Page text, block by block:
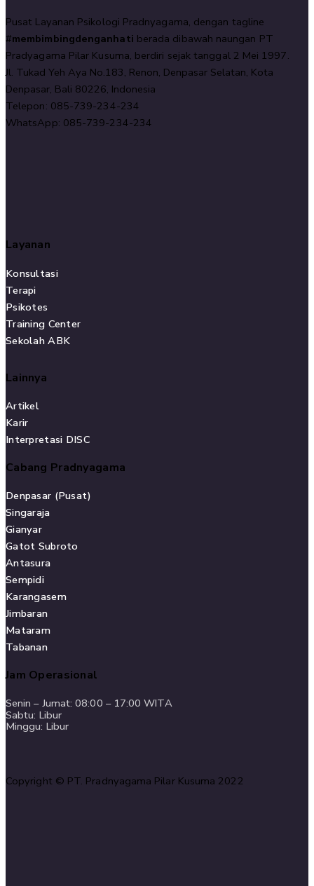
Pusat Layanan Psikologi Pradnyagama, dengan tagline
#membimbingdenganhati berada dibawah naungan PT
Pradyagama Pilar Kusuma, berdiri sejak tanggal 2 Mei 1997.
Jl. Tukad Yeh Aya No.183, Renon, Denpasar Selatan, Kota
Denpasar, Bali 80226, Indonesia
Telepon: 085-739-234-234
WhatsApp: 085-739-234-234
Layanan
Konsultasi
Terapi
Psikotes
Training Center
Sekolah ABK
Lainnya
Artikel
Karir
Interpretasi DISC
Cabang Pradnyagama
Denpasar (Pusat)
Singaraja
Gianyar
Gatot Subroto
Antasura
Sempidi
Karangasem
Jimbaran
Mataram
Tabanan
Jam Operasional
Senin – Jumat: 08:00 – 17:00 WITA
Sabtu: Libur
Minggu: Libur
Copyright © PT. Pradnyagama Pilar Kusuma 2022